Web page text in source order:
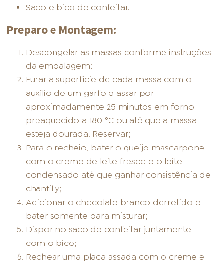
Saco e bico de confeitar.
Preparo e Montagem:
Descongelar as massas conforme instruções
da embalagem;
Furar a superfície de cada massa com o
auxílio de um garfo e assar por
aproximadamente 25 minutos em forno
preaquecido a 180 °C ou até que a massa
esteja dourada. Reservar;
Para o recheio, bater o queijo mascarpone
com o creme de leite fresco e o leite
condensado até que ganhar consistência de
chantilly;
Adicionar o chocolate branco derretido e
bater somente para misturar;
Dispor no saco de confeitar juntamente
com o bico;
Rechear uma placa assada com o creme e